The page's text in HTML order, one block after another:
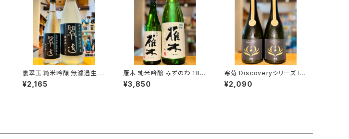
裏翠玉 純米吟醸 無濾過生 秋
田酒こまち 720ml１本（両関
酒造・秋田県湯沢市前森）
¥2,165
雁木 純米吟醸 みずのわ 180
0ml１本（八百新酒造・山口県
岩国市今津町）
¥3,850
寒菊 Discoveryシリーズ Id
entity-総の舞50 うすにご
り-2026 720ml１本（寒菊銘
¥2,090